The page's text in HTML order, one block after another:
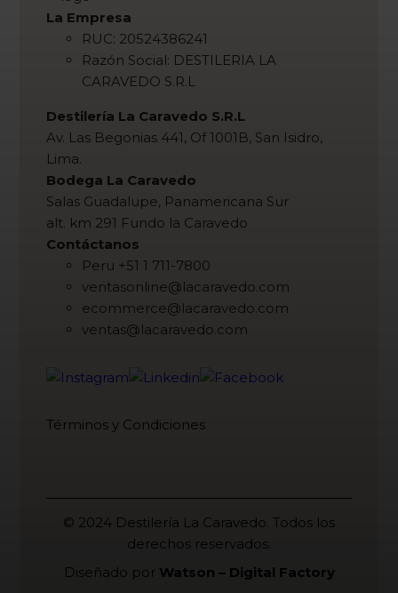
La Empresa
RUC: 20524386241
Razón Social: DESTILERIA LA
CARAVEDO S.R.L
Destilería La Caravedo S.R.L
Av. Las Begonias 441, Of 1001B, San Isidro,
Lima.
Bodega La Caravedo
Salas Guadalupe, Panamericana Sur
alt. km 291 Fundo la Caravedo
Contáctanos
Peru +51 1 711-7800
ventasonline@lacaravedo.com
ecommerce@lacaravedo.com
ventas@lacaravedo.com
Términos y Condiciones
© 2024 Destilería La Caravedo. Todos los
derechos reservados.
Diseñado por Watson – Digital Factory